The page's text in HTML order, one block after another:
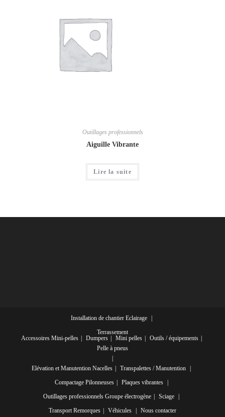
Outillages professionnels
Aiguille Vibrante
Lire la suite
Installation de chantier Eclairage
Terrassement
Accessoires Mini-pelles
Dumpers Mini pelles
Outils / équipements
Pelle à pneus
Elévation et Manutention Nacelles
Transpalettes / Manutention
Compactage Pilonneuses
Plaques vibrantes
Outillages professionnels Groupe électrogène
Sciage
Transport Remorques Véhicules Nous contacter